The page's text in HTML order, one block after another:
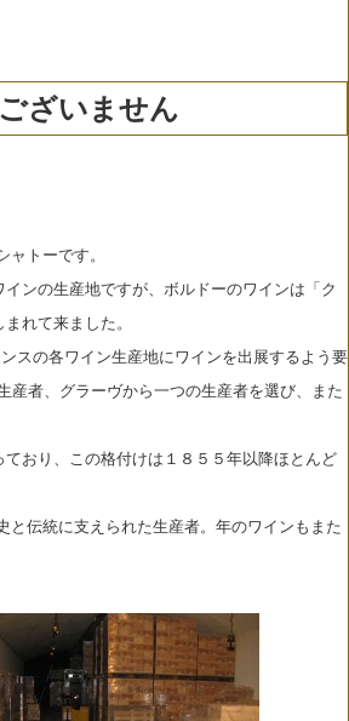
ざいません
トーです。
ンの生産地ですが、ボルドーのワインは「ク
れて来ました。
スの各ワイン生産地にワインを出展するよう要
産者、グラーヴから一つの生産者を選び、また
おり、この格付けは１８５５年以降ほとんど
伝統に支えられた生産者。年のワインもまた